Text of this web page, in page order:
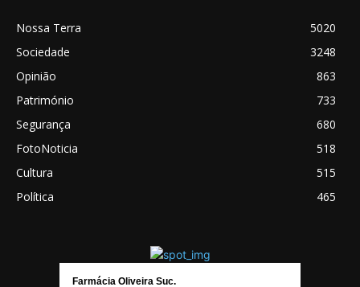
Nossa Terra
5020
Sociedade
3248
Opinião
863
Património
733
Segurança
680
FotoNoticia
518
Cultura
515
Política
465